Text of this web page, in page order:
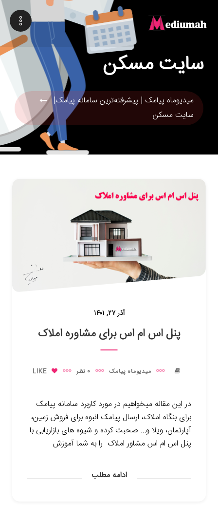
سایت مسکن
میدیوماه پیامک | پیشرفته‌ترین سامانه پیامک|
سایت مسکن
آذر ۲۷, ۱۴۰۱
پنل اس ام اس برای مشاوره املاک
میدیوماه پیامک 0 نظر LIKE
در این مقاله میخواهیم در مورد کاربرد سامانه پیامک
برای بنگاه املاک، ارسال پیامک انبوه برای فروش زمین،
آپارتمان، ویلا و… صحبت کرده و شیوه های بازاریابی با
پنل اس ام اس مشاور املاک را به شما آموزش
ادامه مطلب